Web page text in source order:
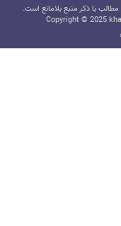
با ذکر منبع بلامانع است.
Copyright © 2025